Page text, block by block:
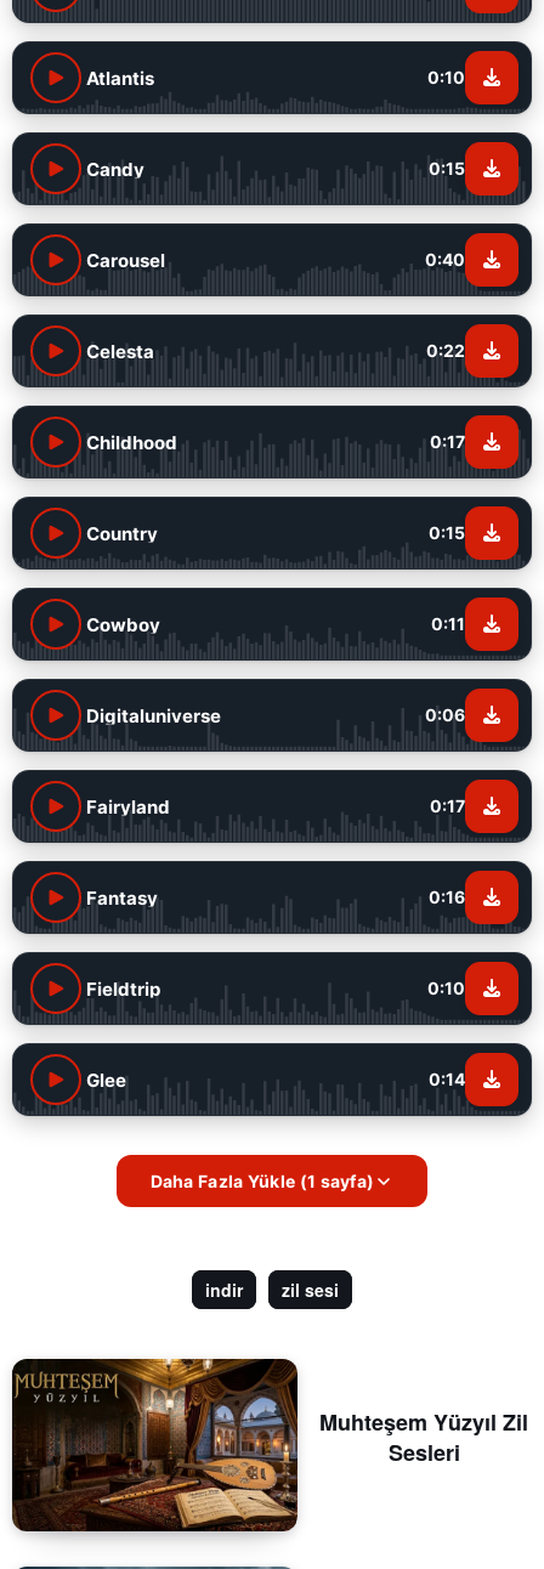
Atlantis 0:10
Candy 0:15
Carousel 0:40
Celesta 0:22
Childhood 0:17
Country 0:15
Cowboy 0:11
Digitaluniverse 0:06
Fairyland 0:17
Fantasy 0:16
Fieldtrip 0:10
Glee 0:14
Daha Fazla Yükle (1 sayfa)
indir zil sesi
Muhteşem Yüzyıl Zil
Sesleri